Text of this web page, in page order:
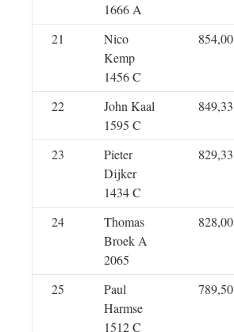
1666 A
21
Nico
Kemp
1456 C
854,00
22
John Kaal
1595 C
849,33
23
Pieter
Dijker
1434 C
829,33
24
Thomas
Broek A
2065
828,00
25
Paul
Harmse
1512 C
789,50